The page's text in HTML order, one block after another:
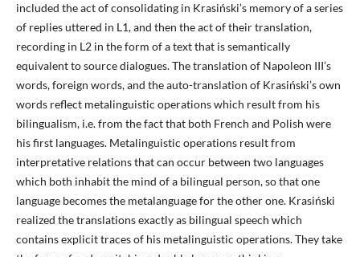
included the act of consolidating in Krasiński’s memory of a series
of replies uttered in L1, and then the act of their translation,
recording in L2 in the form of a text that is semantically
equivalent to source dialogues. The translation of Napoleon III’s
words, foreign words, and the auto-translation of Krasiński’s own
words reflect metalinguistic operations which result from his
bilingualism, i.e. from the fact that both French and Polish were
his first languages. Metalinguistic operations result from
interpretative relations that can occur between two languages
which both inhabit the mind of a bilingual person, so that one
language becomes the metalanguage for the other one. Krasiński
realized the translations exactly as bilingual speech which
contains explicit traces of his metalinguistic operations. They take